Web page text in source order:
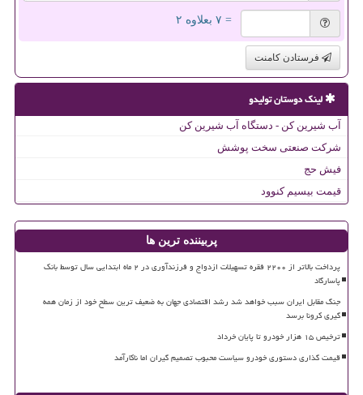
= ۷ بعلاوه ۲
فرستادن کامنت
لینک دوستان تولیدو
آب شیرین کن - دستگاه آب شیرین کن
شرکت صنعتی سخت پوشش
فیش حج
قیمت بیسیم کنوود
پربیننده ترین ها
پرداخت بالاتر از ۲۲۰۰ فقره تسهیلات ازدواج و فرزندآوری در ۲ ماه ابتدایی سال توسط بانک
پاسارگاد
جنگ مقابل ایران سبب خواهد شد رشد اقتصادی جهان به ضعیف ترین سطح خود از زمان همه
گیری کرونا برسد
ترخیص ۱۵ هزار خودرو تا پایان خرداد
قیمت گذاری دستوری خودرو سیاست محبوب تصمیم گیران اما ناکارآمد